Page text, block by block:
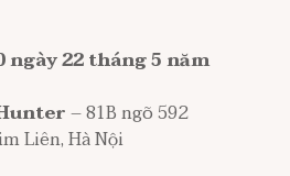
ngày 22 tháng 5 năm
– 81B ngõ 592
Liên, Hà Nội